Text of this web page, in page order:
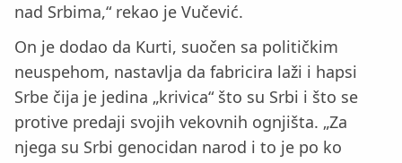
nad Srbima,“ rekao je Vučević.
On je dodao da Kurti, suočen sa političkim
neuspehom, nastavlja da fabricira laži i hapsi
Srbe čija je jedina „krivica“ što su Srbi i što se
protive predaji svojih vekovnih ognjišta. „Za
njega su Srbi genocidan narod i to je po ko